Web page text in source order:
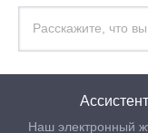
Наш электронный